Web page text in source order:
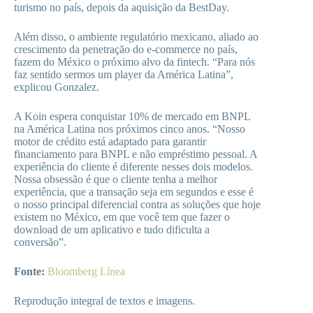
turismo no país, depois da aquisição da BestDay.
Além disso, o ambiente regulatório mexicano, aliado ao
crescimento da penetração do e-commerce no país,
fazem do México o próximo alvo da fintech. “Para nós
faz sentido sermos um player da América Latina”,
explicou Gonzalez.
A Koin espera conquistar 10% de mercado em BNPL
na América Latina nos próximos cinco anos. “Nosso
motor de crédito está adaptado para garantir
financiamento para BNPL e não empréstimo pessoal. A
experiência do cliente é diferente nesses dois modelos.
Nossa obsessão é que o cliente tenha a melhor
experiência, que a transação seja em segundos e esse é
o nosso principal diferencial contra as soluções que hoje
existem no México, em que você tem que fazer o
download de um aplicativo e tudo dificulta a
conversão”.
Fonte: Bloomberg Línea
Reprodução integral de textos e imagens.